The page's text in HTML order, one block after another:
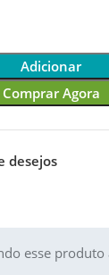
Adicionar
Comprar Agora
desejos
esse produto